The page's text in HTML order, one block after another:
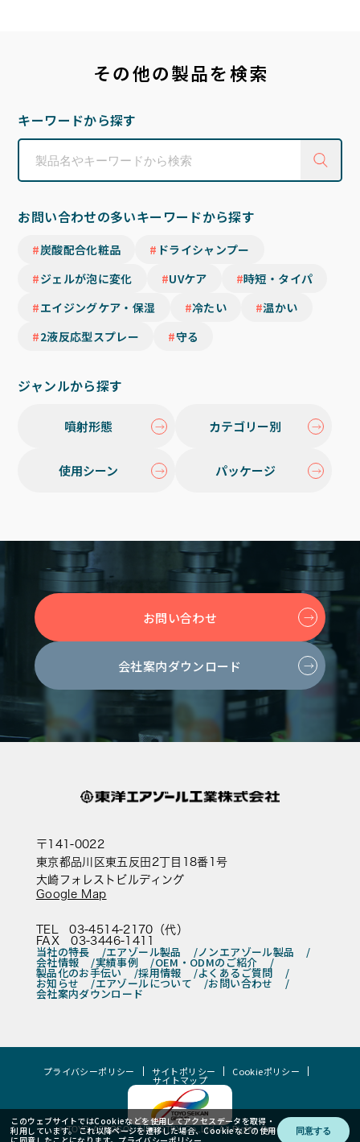
その他の製品を検索
キーワードから探す
お問い合わせの多いキーワードから探す
炭酸配合化粧品
ドライシャンプー
ジェルが泡に変化
UVケア
時短・タイパ
エイジングケア・保湿
冷たい
温かい
2液反応型スプレー
守る
ジャンルから探す
噴射形態 カテゴリー別
使用シーン パッケージ
お問い合わせ
会社案内ダウンロード
〒141-0022
東京都品川区東五反田2丁目18番1号
大崎フォレストビルディング
Google Map
TEL 03-4514-2170（代）
FAX 03-3446-1411
当社の特長 エアゾール製品 ノンエアゾール製品
会社情報 実績事例 OEM・ODMのご紹介
製品化のお手伝い 採用情報 よくあるご質問
お知らせ エアゾールについて お問い合わせ
会社案内ダウンロード
プライバシーポリシー サイトポリシー Cookieポリシー
サイトマップ
© TOYO AEROSOL INDUSTRY Co.,Ltd. All Rights Reserved.
このウェブサイトではCookieなどを使用してアクセスデータを取得・
利用しています。 これ以降ページを遷移した場合、Cookieなどの使用
同意する